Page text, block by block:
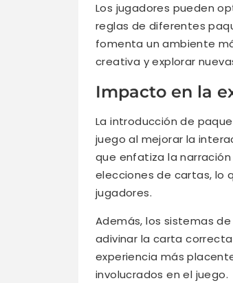
Los jugadores pueden
reglas de diferentes
fomenta un ambiente
creativa y explorar
Impacto en la
La introducción de
juego al mejorar la
que enfatiza la
elecciones de cartas, lo
jugadores.
Además, los sistemas
adivinar la carta
experiencia más
involucrados en el juego.